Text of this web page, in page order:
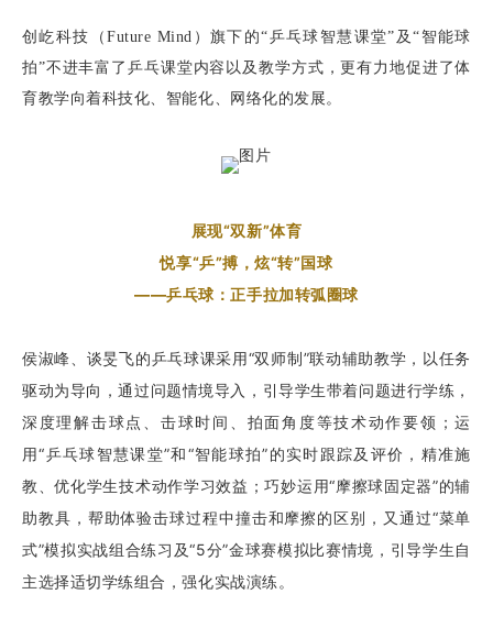
创屹科技（Future Mind）旗下的“乒乓球智慧课堂”及“智能球
拍”不进丰富了乒乓课堂内容以及教学方式，更有力地促进了体
育教学向着科技化、智能化、网络化的发展。
展现“双新”体育
悦享“乒”搏，炫“转”国球
——乒乓球：正手拉加转弧圈球
侯淑峰、谈旻飞的乒乓球课采用“双师制”联动辅助教学，以任务
驱动为导向，通过问题情境导入，引导学生带着问题进行学练，
深度理解击球点、击球时间、拍面角度等技术动作要领；运
用“乒乓球智慧课堂”和“智能球拍”的实时跟踪及评价，精准施
教、优化学生技术动作学习效益；巧妙运用“摩擦球固定器”的辅
助教具，帮助体验击球过程中撞击和摩擦的区别，又通过“菜单
式”模拟实战组合练习及“5分”金球赛模拟比赛情境，引导学生自
主选择适切学练组合，强化实战演练。